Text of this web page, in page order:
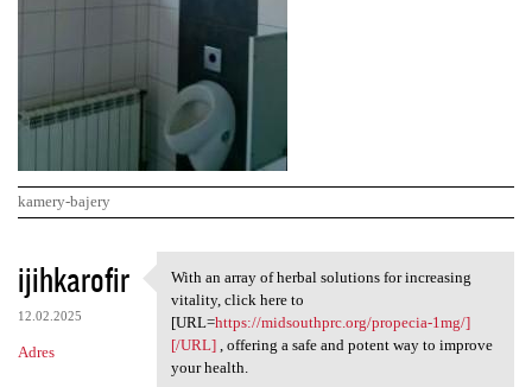
kamery-bajery
K
o
m
e
ijihkarofir
12.02.2025
Adres
With an array of herbal
With an array of herbal solutions for increasing
vitality, click here to
[URL=https://midsouthprc.org/propecia-1mg/]
[/URL], offering a safe and potent way to improve
your health.